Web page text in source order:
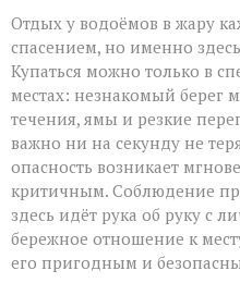
Отдых у водоёмов в жару
спасением, но именно
Купаться можно только в
местах: незнакомый берег
течения, ямы и резкие
важно ни на секунду не
опасность возникает
критичным. Соблюдение
здесь идёт рука об руку с
бережное отношение к
его пригодным и